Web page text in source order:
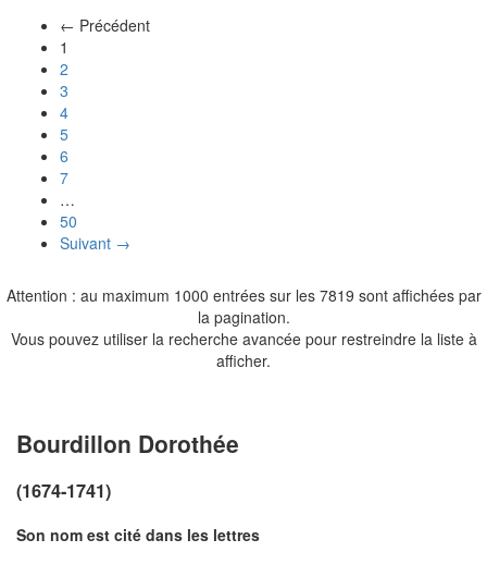
← Précédent
1
2
3
4
5
6
7
…
50
Suivant →
Attention : au maximum 1000 entrées sur les 7819 sont affichées par
la pagination.
Vous pouvez utiliser la recherche avancée pour restreindre la liste à
afficher.
Bourdillon Dorothée
(1674-1741)
Son nom est cité dans les lettres